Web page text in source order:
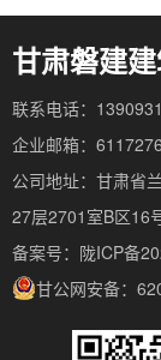
甘肃磐建
联系电话：
企业邮箱：
公司地址：甘肃省
27层2701室B区16
备案号：陇ICP备
甘公网安备：